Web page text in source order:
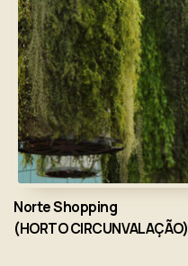
Norte Shopping
(HORTO CIRCUNVALAÇÃO)